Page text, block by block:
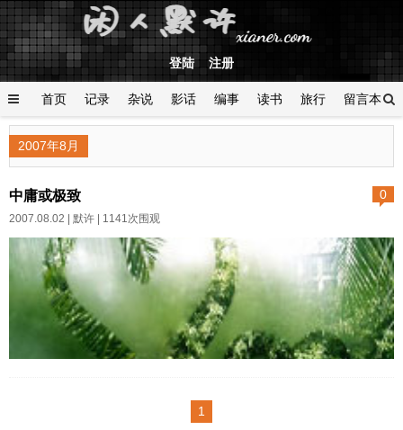
登陆 注册
首页 记录 杂说 影话 编事 读书 旅行 留言本
登陆
2007年8月
0
中庸或极致
2007.08.02 | 默许 | 1141次围观
火燎燎的． 如果不是电视里
1